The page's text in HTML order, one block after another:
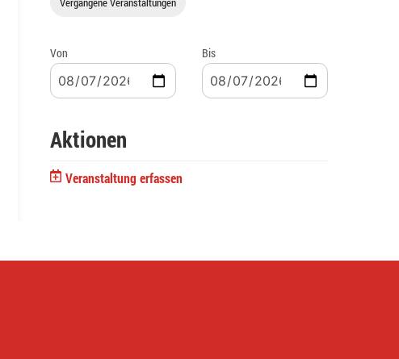
Von Bis
Aktionen
Veranstaltung erfassen